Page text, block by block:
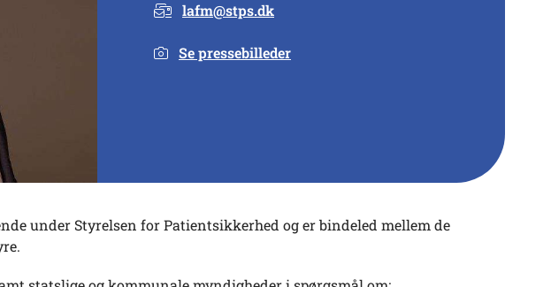
lafm@stps.dk
Se pressebilleder
under Styrelsen for Patientsikkerhed og er bindeled mellem de